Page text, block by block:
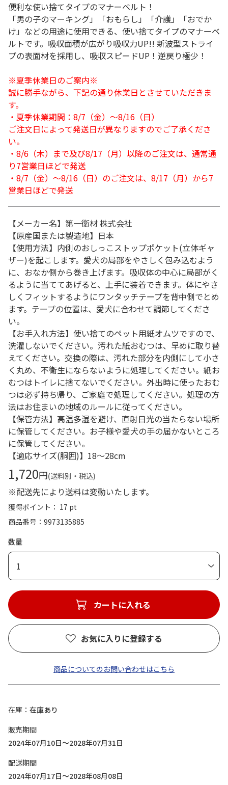
便利な使い捨てタイプのマナーベルト！
「男の子のマーキング」「おもらし」「介護」「おでか
け」などの用途に使用できる、使い捨てタイプのマナーベ
ルトです。吸収面積が広がり吸収力UP!! 新波型ストライ
プの表面材を採用し、吸収スピードUP！逆戻り極少！
※夏季休業日のご案内※
誠に勝手ながら、下記の通り休業日とさせていただきま
す。
・夏季休業期間：8/7（金）～8/16（日）
ご注文日によって発送日が異なりますのでご了承くださ
い。
・8/6（木）まで及び8/17（月）以降のご注文は、通常通
り7営業日ほどで発送
・8/7（金）～8/16（日）のご注文は、8/17（月）から7
営業日ほどで発送
【メーカー名】第一衛材 株式会社
【原産国または製造地】日本
【使用方法】内側のおしっこストップポケット(立体ギャ
ザー)を起こします。愛犬の局部をやさしく包み込むよう
に、おなか側から巻き上げます。吸収体の中心に局部がく
るように当ててあげると、上手に装着できます。体にやさ
しくフィットするようにワンタッチテープを背中側でとめ
ます。テープの位置は、愛犬に合わせて調節してくださ
い。
【お手入れ方法】使い捨てのペット用紙オムツですので、
洗濯しないでください。汚れた紙おむつは、早めに取り替
えてください。交換の際は、汚れた部分を内側にして小さ
く丸め、不衛生にならないように処理してください。紙お
むつはトイレに捨てないでください。外出時に使ったおむ
つは必ず持ち帰り、ご家庭で処理してください。処理の方
法はお住まいの地域のルールに従ってください。
【保管方法】高温多湿を避け、直射日光の当たらない場所
に保管してください。お子様や愛犬の手の届かないところ
に保管してください。
【適応サイズ(胴囲)】18～28cm
1,720円(送料別・税込)
※配送先により送料は変動いたします。
獲得ポイント： 17 pt
商品番号
9973135885
数量
1
カートに入れる
お気に入りに登録する
商品についてのお問い合わせはこちら
在庫
在庫あり
販売期間
2024年07月10日～2028年07月31日
配送期間
2024年07月17日～2028年08月08日